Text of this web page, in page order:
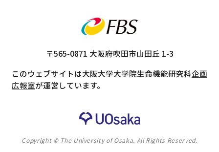
〒565-0871 大阪府吹田市山田丘 1-3
このウェブサイトは大阪大学大学院生命機能研究科企画
広報室が運営しています。
Copyright © The University of Osaka. All Rights Reserved.